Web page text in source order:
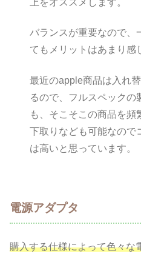
バランスが重要なので、
てもメリットはあまり感
最近のapple商品は入れ
るので、フルスペックの
も、そこそこの商品を頻
下取りなども可能なので
は高いと思っています。
電源アダプタ
購入する仕様によって色々な